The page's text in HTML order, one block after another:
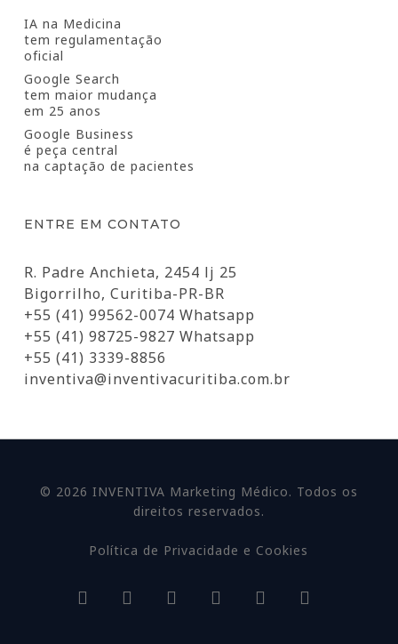
IA na Medicina
tem regulamentação
oficial
Google Search
tem maior mudança
em 25 anos
Google Business
é peça central
na captação de pacientes
ENTRE EM CONTATO
R. Padre Anchieta, 2454 lj 25
Bigorrilho, Curitiba-PR-BR
+55 (41) 99562-0074 Whatsapp
+55 (41) 98725-9827 Whatsapp
+55 (41) 3339-8856
inventiva@inventivacuritiba.com.br
© 2026 INVENTIVA Marketing Médico. Todos os
direitos reservados.
Política de Privacidade e Cookies
facebooklinkedinyoutubegoogle-instagramwhatsapp